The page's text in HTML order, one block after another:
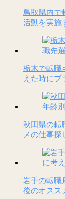
鳥取県内で
活動を実施
栃木で転職
えた時にプ
秋田県の転
メの仕事探
岩手の転職
後のオスス